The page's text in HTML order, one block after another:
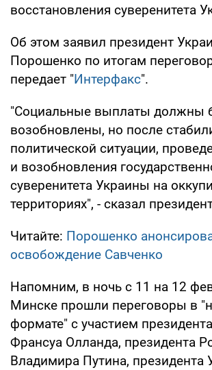
восстановления суверенитета
Об этом заявил президент
Порошенко по итогам
передает "Интерфакс".
"Социальные выплаты должны
возобновлены, но после
политической ситуации,
и возобновления
суверенитета Украины на
территориях", - сказал
Читайте: Порошенко
освобождение Савченко
Напомним, в ночь с 11 на 12
Минске прошли переговоры в
формате" с участием
Франсуа Олланда, президента
Владимира Путина, президента